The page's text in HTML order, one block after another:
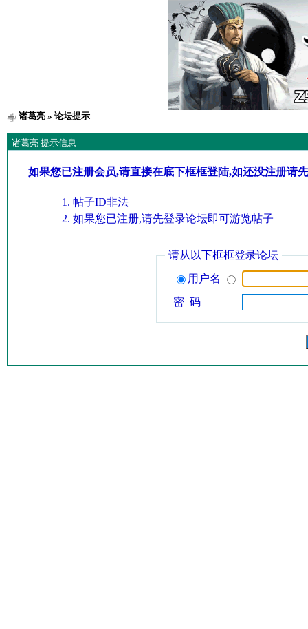
诸葛亮» 论坛提示
诸葛亮 提示信息
如果您已注册会员,请直接在底下框框登陆,如还没注册请
帖子ID非法
如果您已注册,请先登录论坛即可游览帖子
请从以下框框登录论坛
用户名
密 码